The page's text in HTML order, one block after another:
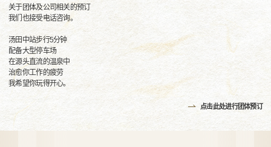
关于团体及公司相关的预订
我们也接受电话咨询。
汤田中站步行5分钟
配备大型停车场
在源头直流的温泉中
治愈你工作的疲劳
我希望你玩得开心。
点击此处进行团体预订